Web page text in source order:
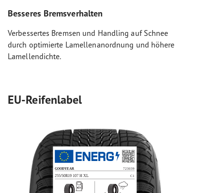
Besseres Bremsverhalten
Verbessertes Bremsen und Handling auf Schnee
durch optimierte Lamellenanordnung und höhere
Lamellendichte.
EU-Reifenlabel